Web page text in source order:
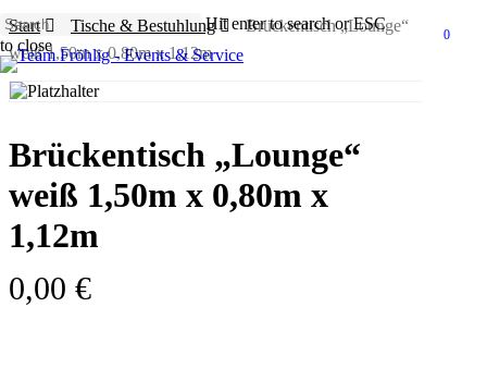
Skip
to
main
content
Hit enter to search or ESC
to close
Close
Search
0
Menu
Start Tische & Bestuhlung
Brückentisch „Lounge“
weiß 1,50m x 0,80m x 1,12m
Brückentisch „Lounge“
weiß 1,50m x 0,80m x
1,12m
0,00 €